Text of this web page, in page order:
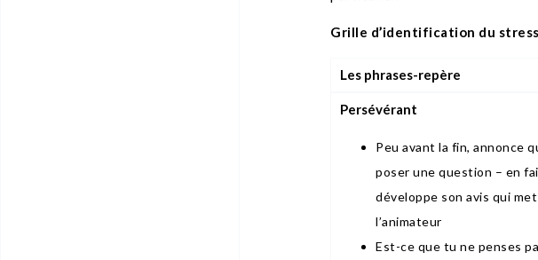
Grille d’identification du stress
Les phrases-repère
Persévérant
Peu avant la fin, annonce
poser une question – en
développe son avis qui
l’animateur
Est-ce que tu ne penses